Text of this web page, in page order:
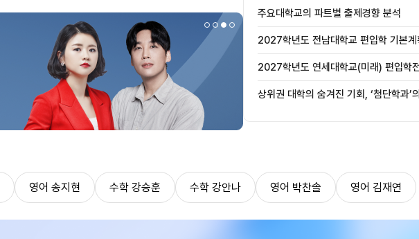
주요대학교의 파트별 출제경향 분석
2027학년도 전남대학교 편입학 기본계
2027학년도 연세대학교(미래) 편입학
상위권 대학의 숨겨진 기회, ‘첨단학과’
영어 송지현 수학 강승훈 수학 강안나 영어 박찬솔 영어 김재연